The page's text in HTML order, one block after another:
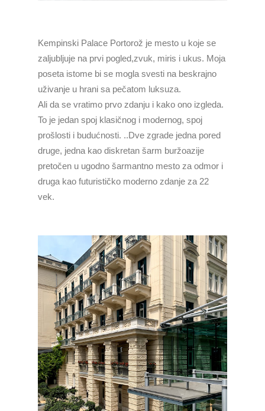
Kempinski Palace Portorož je mesto u koje se
zaljubljuje na prvi pogled,zvuk, miris i ukus. Moja
poseta istome bi se mogla svesti na beskrajno
uživanje u hrani sa pečatom luksuza.
Ali da se vratimo prvo zdanju i kako ono izgleda.
To je jedan spoj klasičnog i modernog, spoj
prošlosti i budućnosti. ..Dve zgrade jedna pored
druge, jedna kao diskretan šarm buržoazije
pretočen u ugodno šarmantno mesto za odmor i
druga kao futurističko moderno zdanje za 22
vek.